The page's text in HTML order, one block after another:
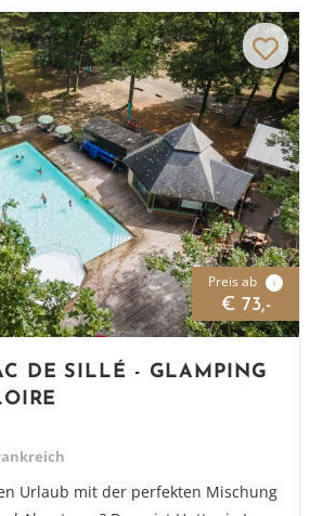
Preis ab i
€ 73,-
DE SILLÉ - GLAMPING
Urlaub mit der perfekten Mischung